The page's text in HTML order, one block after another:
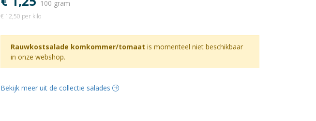
100 gram
€ 12,50 per kilo
Rauwkostsalade komkommer/tomaat is momenteel niet beschikbaar
in onze webshop.
Bekijk meer uit de collectie salades